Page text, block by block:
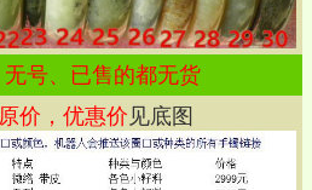
无号、已售的都无货
原价，优惠价 见底图